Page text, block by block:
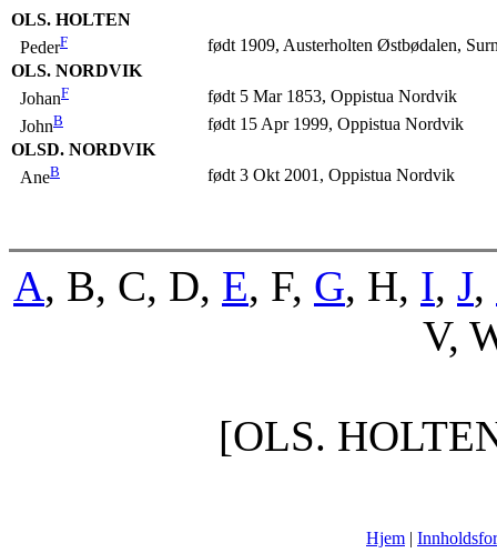
OLS. HOLTEN
PederF
født 1909, Austerholten Østbødalen,
OLS. NORDVIK
JohanF
født 5 Mar 1853, Oppistua Nordvik
JohnB
født 15 Apr 1999, Oppistua Nordvik
OLSD. NORDVIK
AneB født 3 Okt 2001, Oppistua Nordvik
A, B, C, D, E, F, G, H, I, J,
V,
[OLS.
Hjem |